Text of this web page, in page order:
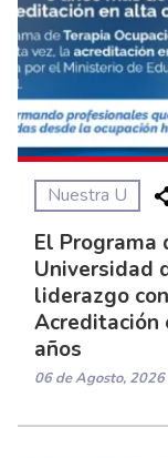
Nuestra U
El Programa
Universidad
liderazgo
Acreditación
años
06 de Agosto, 2026